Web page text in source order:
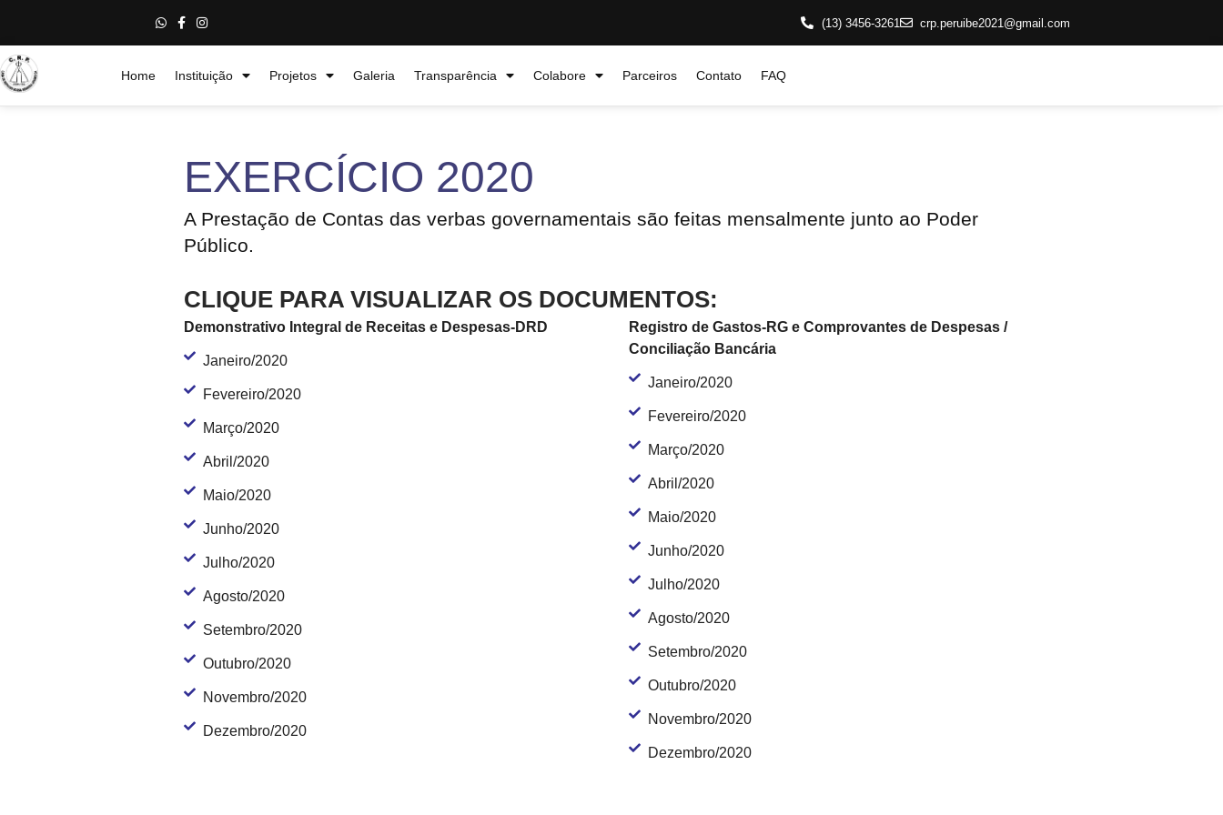
(13) 3456-3261 crp.peruibe2021@gmail.com
Home Instituição Projetos Galeria Transparência Colabore Parceiros Contato FAQ
EXERCÍCIO 2020
A Prestação de Contas das verbas governamentais são feitas mensalmente junto ao Poder
Público.
CLIQUE PARA VISUALIZAR OS DOCUMENTOS:
Demonstrativo Integral de Receitas e Despesas-DRD
Janeiro/2020
Fevereiro/2020
Março/2020
Abril/2020
Maio/2020
Junho/2020
Julho/2020
Agosto/2020
Setembro/2020
Outubro/2020
Novembro/2020
Dezembro/2020
Registro de Gastos-RG e Comprovantes de Despesas /
Conciliação Bancária
Janeiro/2020
Fevereiro/2020
Março/2020
Abril/2020
Maio/2020
Junho/2020
Julho/2020
Agosto/2020
Setembro/2020
Outubro/2020
Novembro/2020
Dezembro/2020